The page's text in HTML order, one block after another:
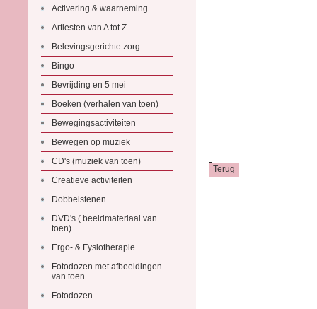
Activering & waarneming
Artiesten van A tot Z
Belevingsgerichte zorg
Bingo
Bevrijding en 5 mei
Boeken (verhalen van toen)
Bewegingsactiviteiten
Bewegen op muziek
CD's (muziek van toen)
Creatieve activiteiten
Dobbelstenen
DVD's ( beeldmateriaal van
toen)
Ergo- & Fysiotherapie
Fotodozen met afbeeldingen
van toen
Fotodozen
.